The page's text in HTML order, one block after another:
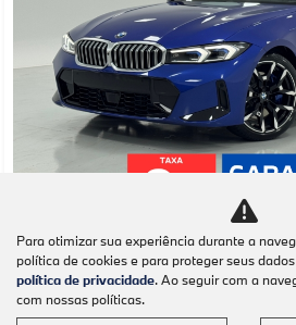
mp
arti
lhe
BMW
BMW 320I 2.0 16V TURBO
Para otimizar sua experiência durante a
política de cookies e para proteger seus
política de privacidade. Ao seguir com a
com nossas políticas.